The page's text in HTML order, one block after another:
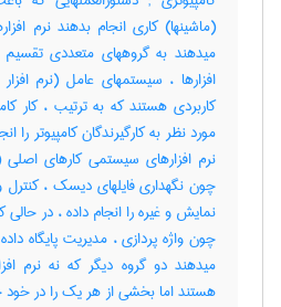
(ماشینها) کاری انجام بدهند نرم
میدهند به گروههای متعددی
افزارها ، سیستمهای عامل (نرم
کاربردی هستند که به ترتیب ، کار
مورد نظر به کارگیرندگان کامپیوتر را
نرم افزارهای سیستمی کارهای اصلی
چون نگهداری فایلهای دیسک ،
نمایش و غیره را انجام داده ، در حالی
چون واژه پردازی ، مدیریت پایگاه
میدهند دو گروه دیگر که نه نرم
هستند اما بخشی از هر یک را در خود